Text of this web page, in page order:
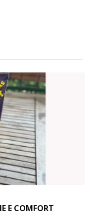
E COMFORT